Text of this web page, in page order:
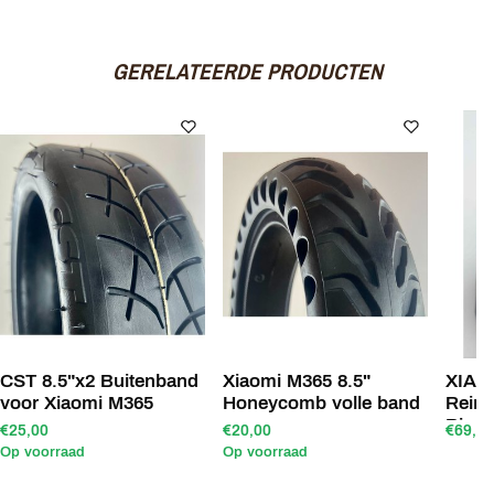
GERELATEERDE PRODUCTEN
CST 8.5"x2 Buitenband
voor Xiaomi M365
€25,00
Op voorraad
Xiaomi M365 8.5"
Honeycomb volle band
€20,00
Op voorraad
Ring
€69,00